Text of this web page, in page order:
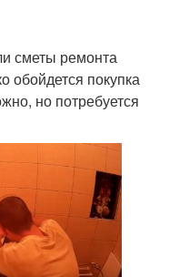
сметы ремонта
обойдется покупка
но потребуется